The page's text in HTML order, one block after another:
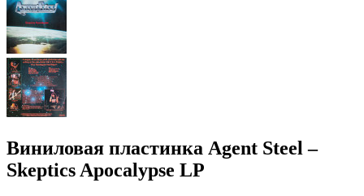
Виниловая пластинка Agent Steel –
Skeptics Apocalypse LP